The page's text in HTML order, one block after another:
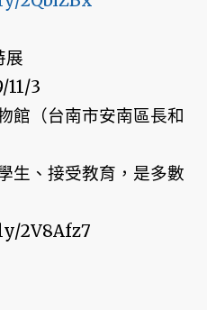
展
11/3
館（台南市安南區長和
生、接受教育，是多數
2V8Afz7